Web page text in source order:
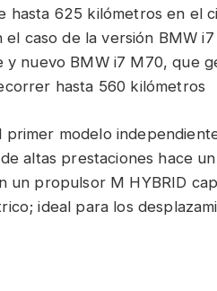
hasta 625 kilómetros en el
el caso de la versión BMW
y nuevo BMW i7 M70, que
hasta 560 kilómetros
primer modelo
altas prestaciones hace
un propulsor M HYBRID
ideal para los